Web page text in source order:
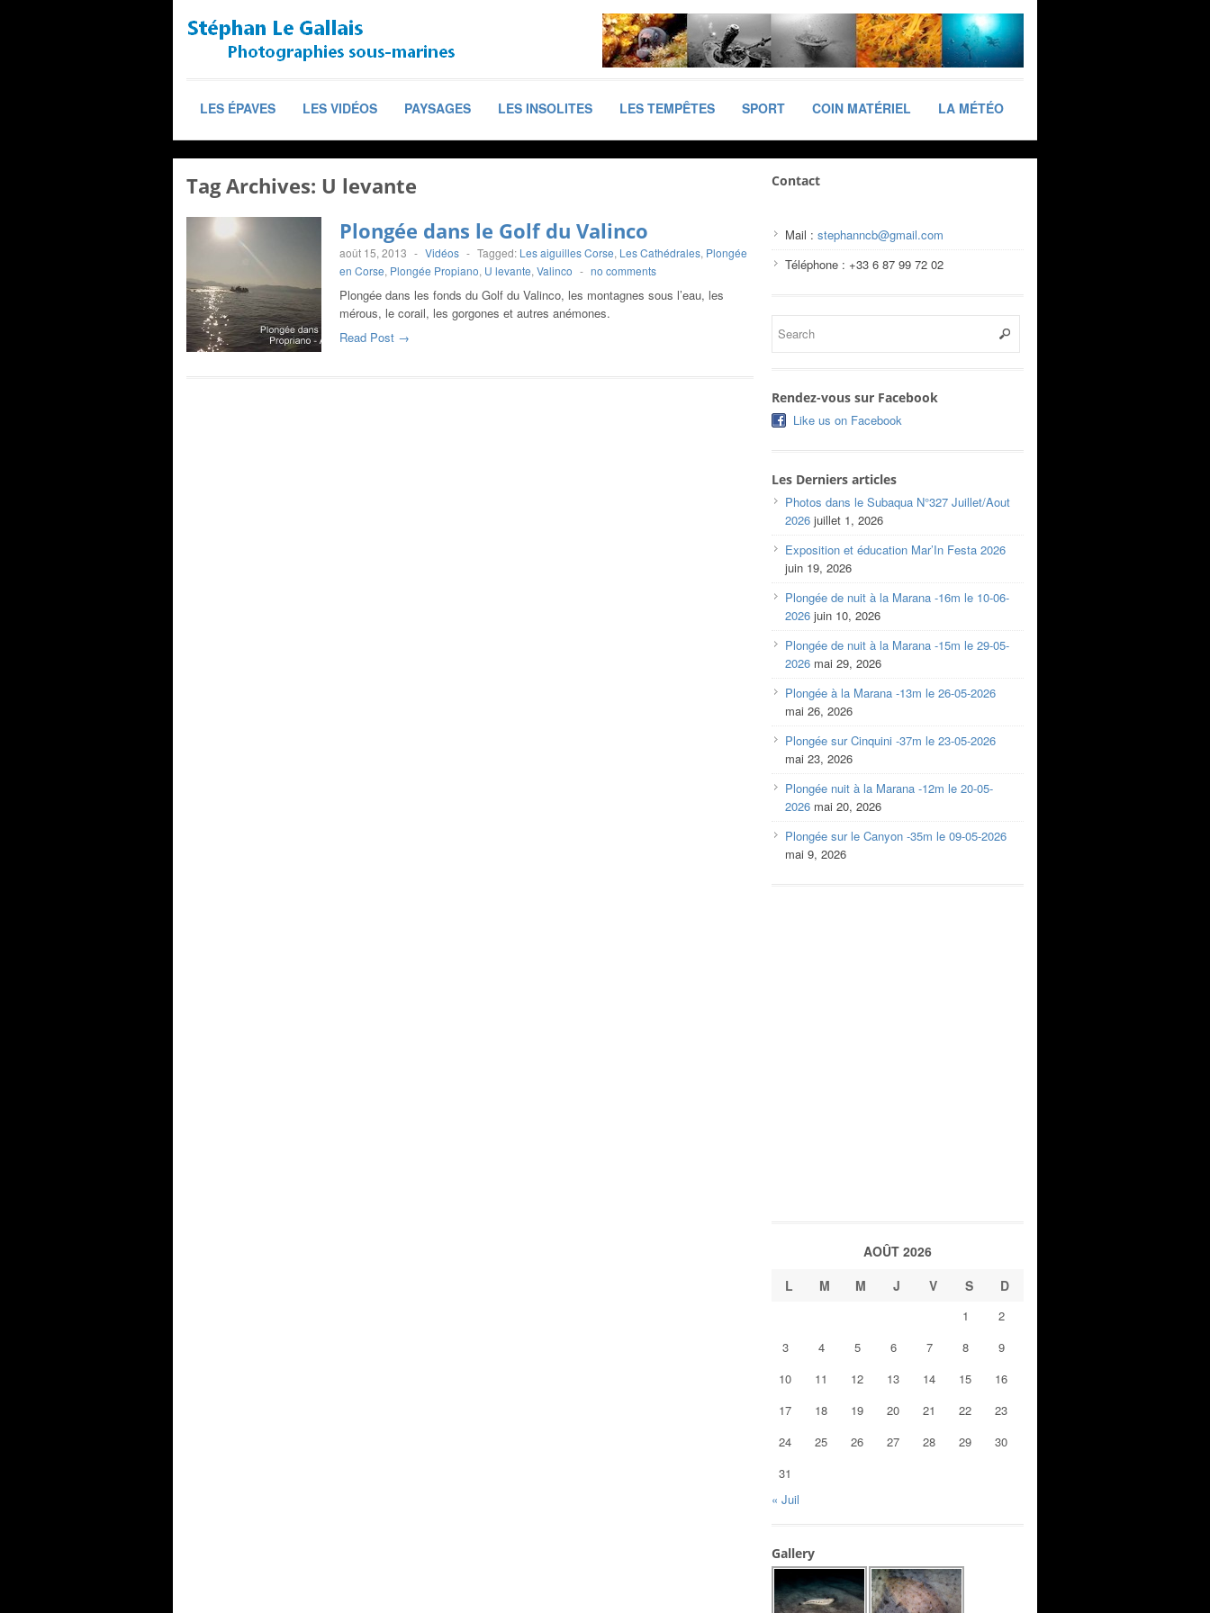
LES ÉPAVES LES VIDÉOS PAYSAGES LES INSOLITES LES TEMPÊTES SPORT COIN MATÉRIEL LA MÉTÉO
Tag Archives: U levante
Plongée dans le Golf du Valinco
août 15, 2013 - Vidéos - Tagged: Les aiguilles Corse, Les Cathédrales, Plongée
en Corse, Plongée Propiano, U levante, Valinco - no comments
Plongée dans les fonds du Golf du Valinco, les montagnes sous l’eau, les
mérous, le corail, les gorgones et autres anémones.
Read Post →
Contact
Mail : stephanncb@gmail.com
Téléphone : +33 6 87 99 72 02
Rendez-vous sur Facebook
Like us on Facebook
Les Derniers articles
Photos dans le Subaqua N°327 Juillet/Aout
2026 juillet 1, 2026
Exposition et éducation Mar’In Festa 2026
juin 19, 2026
Plongée de nuit à la Marana -16m le 10-06-
2026 juin 10, 2026
Plongée de nuit à la Marana -15m le 29-05-
2026 mai 29, 2026
Plongée à la Marana -13m le 26-05-2026
mai 26, 2026
Plongée sur Cinquini -37m le 23-05-2026
mai 23, 2026
Plongée nuit à la Marana -12m le 20-05-
2026 mai 20, 2026
Plongée sur le Canyon -35m le 09-05-2026
mai 9, 2026
AOÛT 2026
L
M M J V S D
1
2
3
4 5 6 7 8
9
10
11 12 13 14 15
16
17
18 19 20 21 22
23
24
25 26 27 28 29
30
31
« Juil
Gallery